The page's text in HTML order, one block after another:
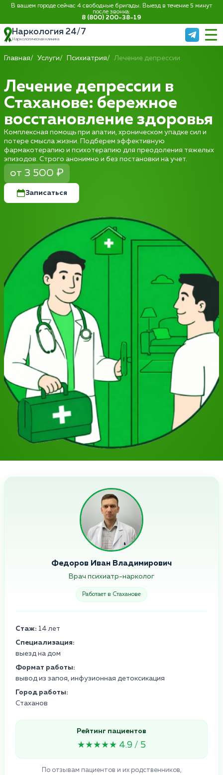
В вашем городе сейчас 4 свободные бригады. Выезд в течение 5 минут
после звонка:
8 (800) 200-38-19
Наркология 24/7
Наркологическая клиника
Главная Услуги Психиатрия Лечение депрессии
Лечение депрессии в
Стаханове: бережное
восстановление здоровья
Комплексная помощь при апатии, хроническом упадке сил и
потере смысла жизни. Подберем эффективную
фармакотерапию и психотерапию для преодоления тяжелых
эпизодов. Строго анонимно и без постановки на учет.
от 3 500 ₽
Записаться
Федоров Иван Владимирович
Врач психиатр-нарколог
Работает в Стаханове
Стаж: 14 лет
Специализация:
выезд на дом
Формат работы:
вывод из запоя, инфузионная детоксикация
Город работы:
Стаханов
Рейтинг пациентов
★★★★★ 4.9 / 5
По отзывам пациентов и их родственников,